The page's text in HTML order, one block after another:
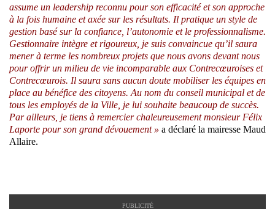
assume un leadership reconnu pour son efficacité et son approche
à la fois humaine et axée sur les résultats. Il pratique un style de
gestion basé sur la confiance, l’autonomie et le professionnalisme.
Gestionnaire intègre et rigoureux, je suis convaincue qu’il saura
mener à terme les nombreux projets que nous avons devant nous
pour offrir un milieu de vie incomparable aux Contrecœuroises et
Contrecœurois. Il saura sans aucun doute mobiliser les équipes en
place au bénéfice des citoyens. Au nom du conseil municipal et de
tous les employés de la Ville, je lui souhaite beaucoup de succès.
Par ailleurs, je tiens à remercier chaleureusement monsieur Félix
Laporte pour son grand dévouement » a déclaré la mairesse Maud
Allaire.
PUBLICITÉ